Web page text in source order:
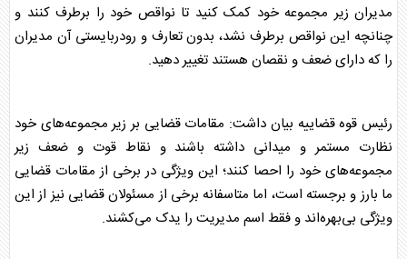
مدیران زیر مجموعه خود کمک کنید تا نواقص خود را برطرف کنند و
چنانچه این نواقص برطرف نشد، بدون تعارف و رودربایستی آن مدیران
را که دارای ضعف و نقصان هستند تغییر دهید.
رئیس قوه قضاییه بیان داشت: مقامات قضایی بر زیر مجموعه‌های خود
نظارت مستمر و میدانی داشته باشند و نقاط قوت و ضعف زیر
مجموعه‌های خود را احصا کنند؛ این ویژگی در برخی از مقامات قضایی
ما بارز و برجسته است، اما متاسفانه برخی از مسئولان قضایی نیز از این
ویژگی بی‌بهره‌اند و فقط اسم مدیریت را یدک می‌کشند.